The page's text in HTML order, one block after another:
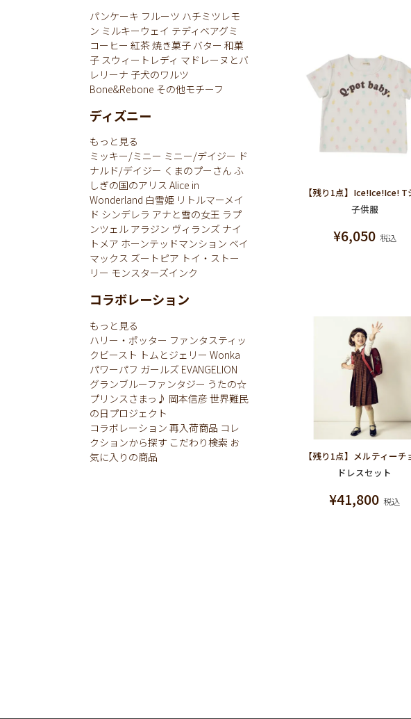
子供服
¥6,050 税込
ドレスセット
¥41,800 税込
パンケーキ フルーツ ハチミツレモ
ン ミルキーウェイ テディベアグミ
コーヒー 紅茶焼き菓子 バター 和菓
子 スウィートレディ マドレーヌとバ
レリーナ 子犬のワルツ
Bone&Rebone その他モチーフ
ディズニー
もっと見る
ミッキー/ミニー ミニー/デイジー ド
ナルド/デイジー くまのプーさん ふ
しぎの国のアリス Alice in
Wonderland 白雪姫 リトルマーメイ
ド シンデレラ アナと雪の女王 ラプ
ンツェル アラジン ヴィランズ ナイ
トメア ホーンテッドマンション ベイ
マックス ズートピア トイ・ストー
リー モンスターズインク
コラボレーション
もっと見る
ハリー・ポッター ファンタスティッ
クビースト トムとジェリー Wonka
パワーパフ ガールズ EVANGELION
グランブルーファンタジー うたの☆
プリンスさまっ♪ 岡本信彦世界難民
の日プロジェクト
コラボレーション 再入荷商品 コレ
クションから探す こだわり検索 お
気に入りの商品